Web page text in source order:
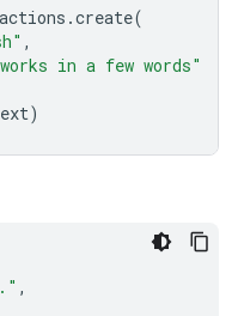
.create(
,
in a few words"
)
,